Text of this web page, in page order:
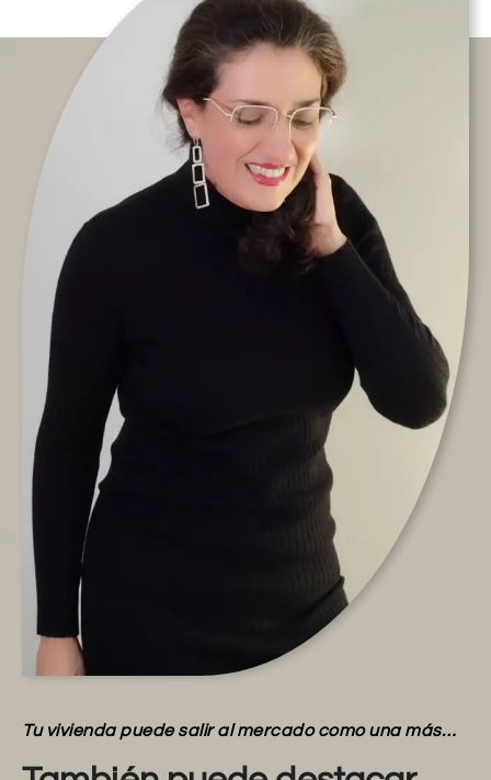
Tu vivienda puede salir al mercado como una más…